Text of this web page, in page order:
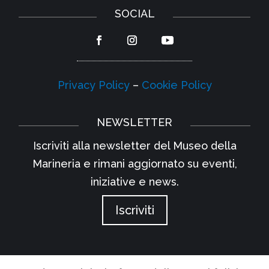
SOCIAL
Privacy Policy– Cookie Policy
NEWSLETTER
Iscriviti alla newsletter del Museo della
Marineria e rimani aggiornato su eventi,
iniziative e news.
Iscriviti